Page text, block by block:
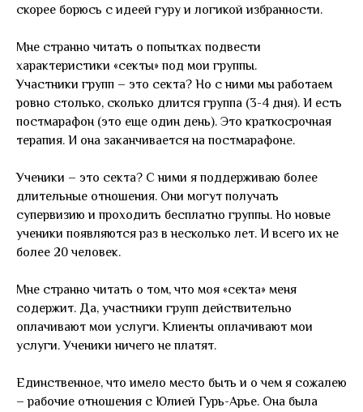
скорее борюсь с идеей гуру и логикой избранности.
Мне странно читать о попытках подвести
характеристики «секты» под мои группы.
Участники групп – это секта? Но с ними мы работаем
ровно столько, сколько длится группа (3-4 дня). И есть
постмарафон (это еще один день). Это краткосрочная
терапия. И она заканчивается на постмарафоне.
Ученики – это секта? С ними я поддерживаю более
длительные отношения. Они могут получать
супервизию и проходить бесплатно группы. Но новые
ученики появляются раз в несколько лет. И всего их не
более 20 человек.
Мне странно читать о том, что моя «секта» меня
содержит. Да, участники групп действительно
оплачивают мои услуги. Клиенты оплачивают мои
услуги. Ученики ничего не платят.
Единственное, что имело место быть и о чем я сожалею
– рабочие отношения с Юлией Гурь-Арье. Она была